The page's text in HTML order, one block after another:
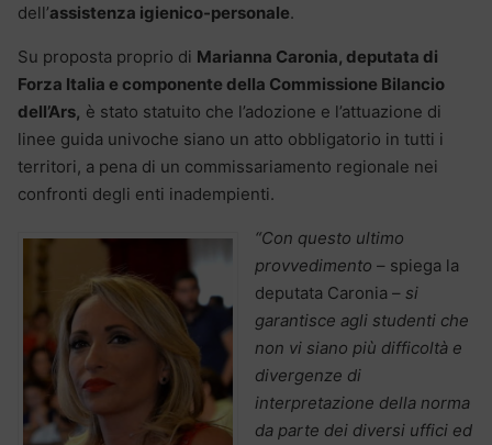
dell’assistenza igienico-personale.
Su proposta proprio di Marianna Caronia, deputata di
Forza Italia e componente della Commissione Bilancio
dell’Ars, è stato statuito che l’adozione e l’attuazione di
linee guida univoche siano un atto obbligatorio in tutti i
territori, a pena di un commissariamento regionale nei
confronti degli enti inadempienti.
“Con questo ultimo
provvedimento – spiega la
deputata Caronia – si
garantisce agli studenti che
non vi siano più difficoltà e
divergenze di
interpretazione della norma
da parte dei diversi uffici ed